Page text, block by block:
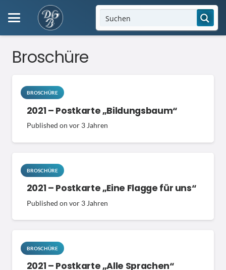
Broschüre
BROSCHÜRE
2021 – Postkarte „Bildungsbaum“
Published on vor 3 Jahren
BROSCHÜRE
2021 – Postkarte „Eine Flagge für uns“
Published on vor 3 Jahren
BROSCHÜRE
2021 – Postkarte „Alle Sprachen“